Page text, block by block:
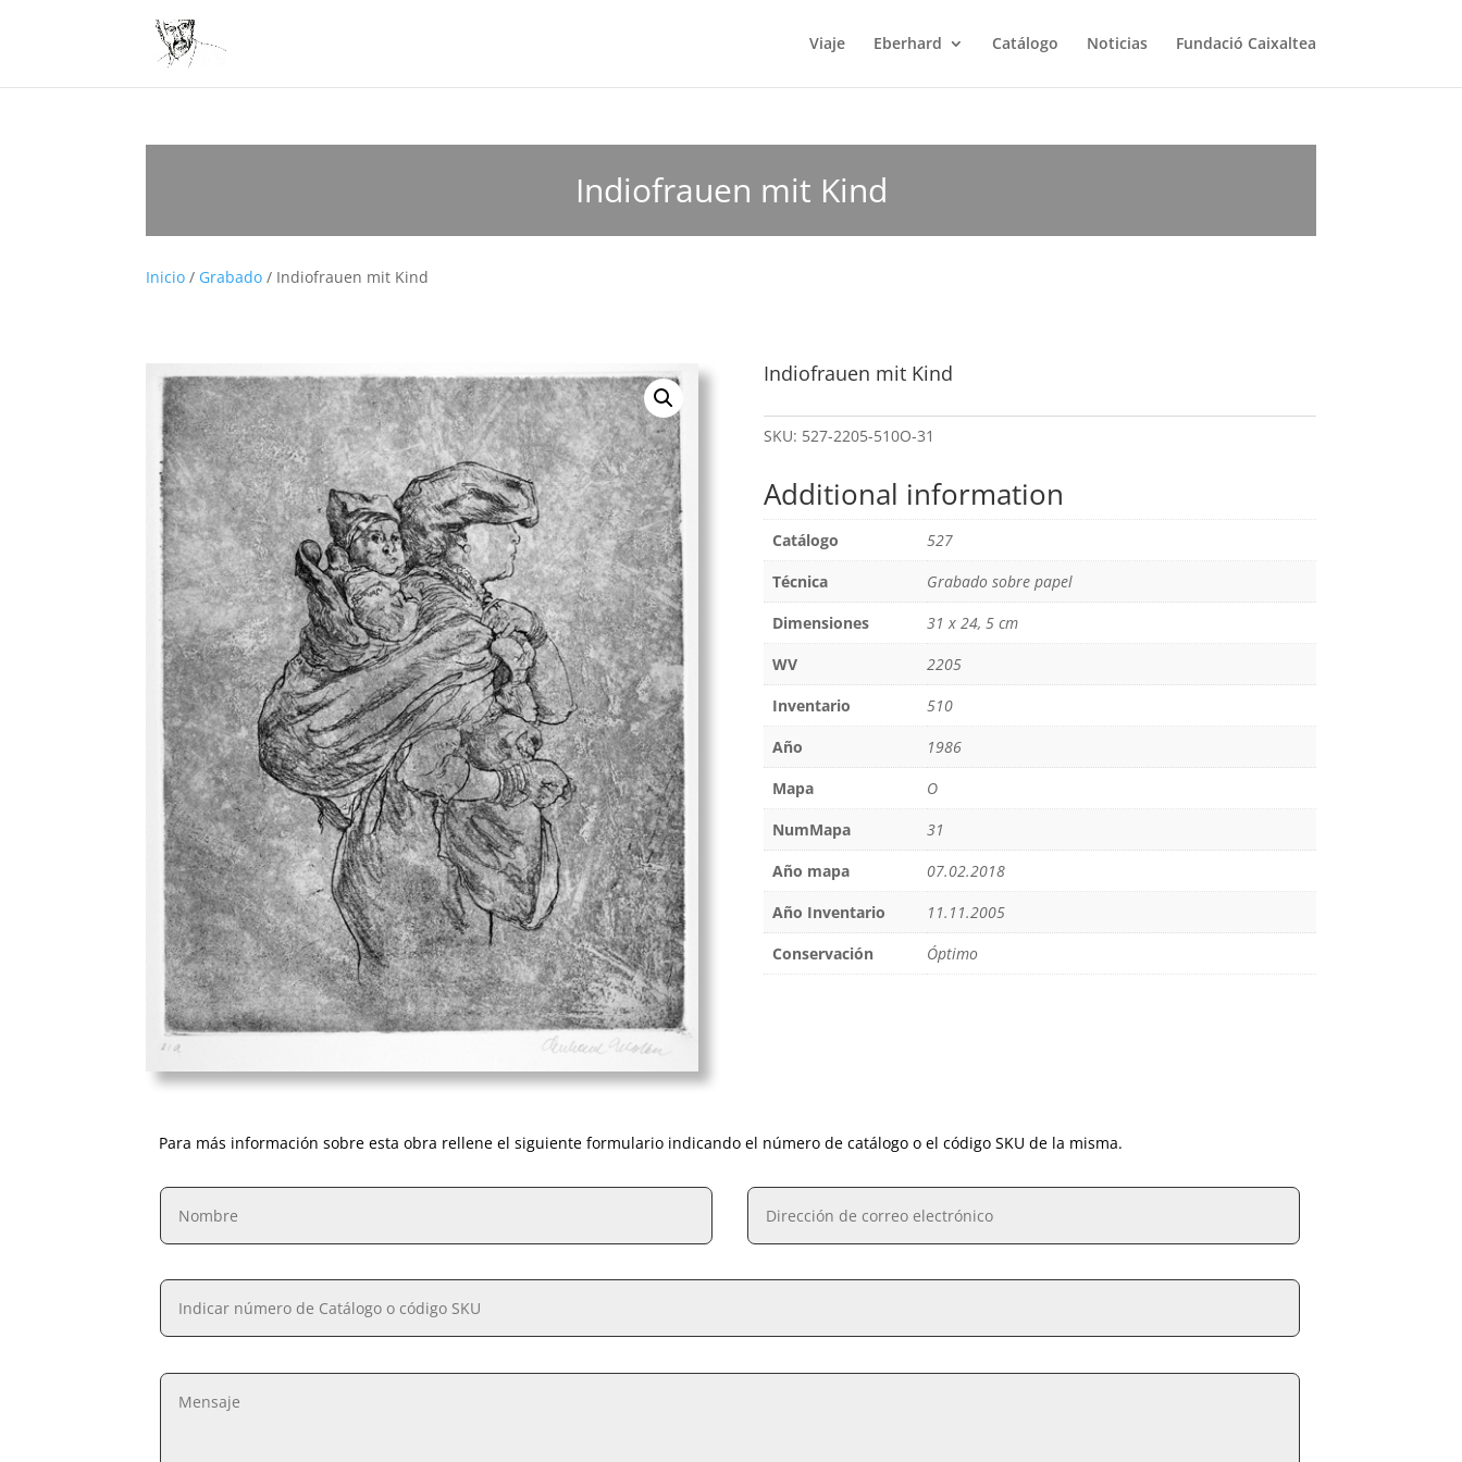
Viaje Eberhard Catálogo Noticias Fundació Caixaltea
Indiofrauen mit Kind
Inicio / Grabado / Indiofrauen mit Kind
Indiofrauen mit Kind
SKU: 527-2205-510O-31
Additional information
Catálogo
527
Técnica
Grabado sobre papel
Dimensiones
31 x 24, 5 cm
WV
2205
Inventario
510
Año
1986
Mapa
O
NumMapa
31
Año mapa
07.02.2018
Año Inventario
11.11.2005
Conservación
Óptimo
Para más información sobre esta obra rellene el siguiente formulario indicando el número de catálogo o el código SKU de la misma.